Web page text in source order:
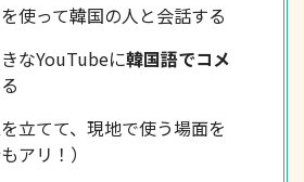
を使って韓国の人と会話する
なYouTubeに韓国語でコメ
を立てて、現地で使う場面を
アリ！）